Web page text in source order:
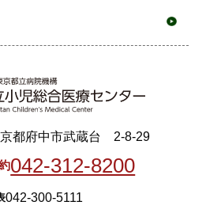
都府中市武蔵台 2-8-29
042-312-8200
042-300-5111